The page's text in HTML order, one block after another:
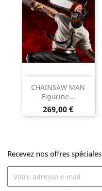
CHAINSAW MAN
Figurine...
Prix
269,00 €
Recevez nos offres spéciales